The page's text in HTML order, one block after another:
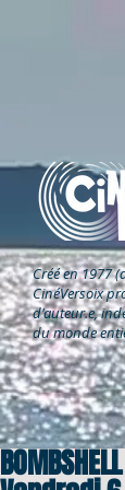
Créé en 1977
CinéVersoix
d'auteur.e,
du monde